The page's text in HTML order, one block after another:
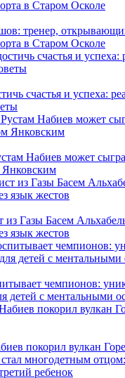
тренер,
в Старом Осколе
счастья и успеха:
Набиев может
из Газы Басем
язык жестов
чемпионов:
детей с ментальными
покорил вулкан